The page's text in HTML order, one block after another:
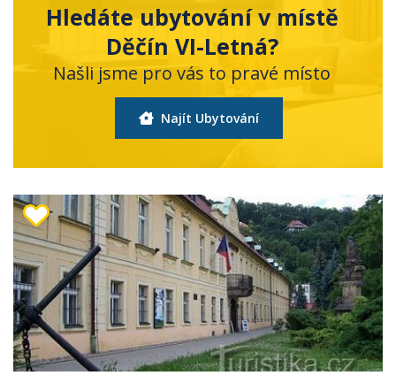
Hledáte ubytování v místě
Děčín VI-Letná?
Našli jsme pro vás to pravé místo
Najít Ubytování